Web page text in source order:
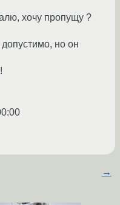
хочу пропущу ?
но он
→